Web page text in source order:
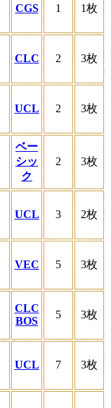
CGS 1 1枚
CLC 2 3枚
UCL 2 3枚
ベー
シッ
ク
2 3枚
UCL 3 2枚
VEC 5 3枚
CLC
BOS
5 3枚
UCL 7 3枚